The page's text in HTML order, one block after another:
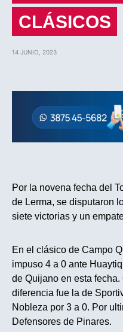
CLÁSICOS
14 JUNIO, 2023
Por la novena fecha del
de Lerma, se disputaron
siete victorias y un
En el clásico de Campo
impuso 4 a 0 ante
de Quijano en esta
diferencia fue la de
Nobleza por 3 a 0. Por
Defensores de Pinares.